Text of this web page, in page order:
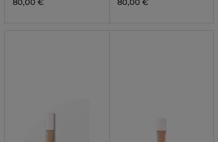
80,00 € 80,00 €